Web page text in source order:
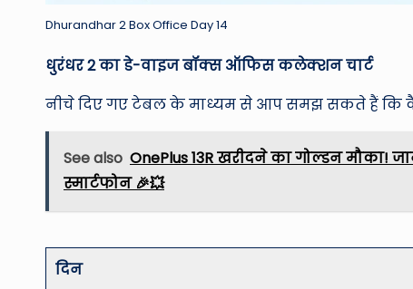
Dhurandhar 2 Box Office Day 14
धुरंधर 2 का डे-वाइज बॉक्स ऑफिस कलेक्शन चार्ट
नीचे दिए गए टेबल के माध्यम से आप समझ सकते हैं कि
See also OnePlus 13R खरीदने का गोल्डन मौका!
स्मार्टफोन 🎉💥
दिन